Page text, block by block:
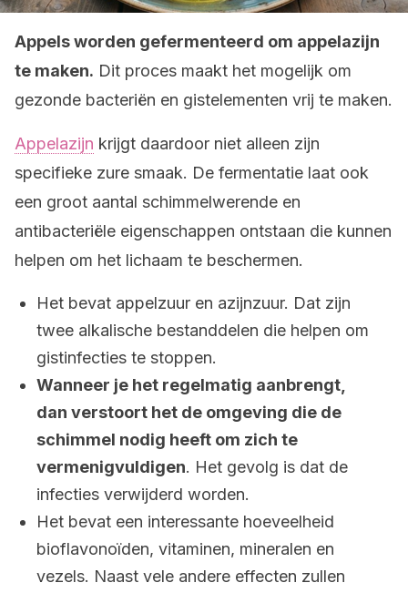
Appels worden gefermenteerd om appelazijn
te maken. Dit proces maakt het mogelijk om
gezonde bacteriën en gistelementen vrij te maken.
Appelazijn krijgt daardoor niet alleen zijn
specifieke zure smaak. De fermentatie laat ook
een groot aantal schimmelwerende en
antibacteriële eigenschappen ontstaan die kunnen
helpen om het lichaam te beschermen.
Het bevat appelzuur en azijnzuur. Dat zijn
twee alkalische bestanddelen die helpen om
gistinfecties te stoppen.
Wanneer je het regelmatig aanbrengt,
dan verstoort het de omgeving die de
schimmel nodig heeft om zich te
vermenigvuldigen. Het gevolg is dat de
infecties verwijderd worden.
Het bevat een interessante hoeveelheid
bioflavonoïden, vitaminen, mineralen en
vezels. Naast vele andere effecten zullen